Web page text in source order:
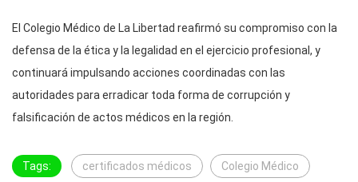
El Colegio Médico de La Libertad reafirmó su compromiso con la
defensa de la ética y la legalidad en el ejercicio profesional, y
continuará impulsando acciones coordinadas con las
autoridades para erradicar toda forma de corrupción y
falsificación de actos médicos en la región.
Tags: certificados médicos Colegio Médico